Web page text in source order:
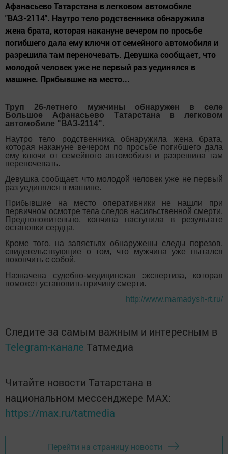
Афанасьево Татарстана в легковом автомобиле
"ВАЗ-2114". Наутро тело родственника обнаружила
жена брата, которая накануне вечером по просьбе
погибшего дала ему ключи от семейного автомобиля и
разрешила там переночевать. Девушка сообщает, что
молодой человек уже не первый раз уединялся в
машине. Прибывшие на место...
Труп 26-летнего мужчины обнаружен в селе
Большое Афанасьево Татарстана в легковом
автомобиле "ВАЗ-2114".
Наутро тело родственника обнаружила жена брата,
которая накануне вечером по просьбе погибшего дала
ему ключи от семейного автомобиля и разрешила там
переночевать.
Девушка сообщает, что молодой человек уже не первый
раз уединялся в машине.
Прибывшие на место оперативники не нашли при
первичном осмотре тела следов насильственной смерти.
Предположительно, кончина наступила в результате
остановки сердца.
Кроме того, на запястьях обнаружены следы порезов,
свидетельствующие о том, что мужчина уже пытался
покончить с собой.
Назначена судебно-медицинская экспертиза, которая
поможет установить причину смерти.
http://www.mamadysh-rt.ru/
Следите за самым важным и интересным в
Telegram-канале Татмедиа
Читайте новости Татарстана в
национальном мессенджере MАХ:
https://max.ru/tatmedia
Перейти на страницу новости